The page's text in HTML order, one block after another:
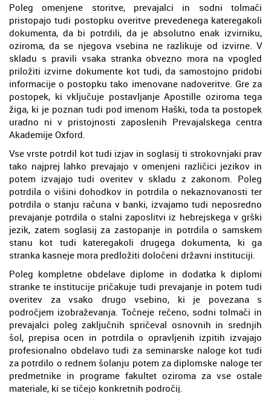
Poleg omenjene storitve, prevajalci in sodni tolmači
pristopajo tudi postopku overitve prevedenega kateregakoli
dokumenta, da bi potrdili, da je absolutno enak izvirniku,
oziroma, da se njegova vsebina ne razlikuje od izvirne. V
skladu s pravili vsaka stranka obvezno mora na vpogled
priložiti izvirne dokumente kot tudi, da samostojno pridobi
informacije o postopku tako imenovane nadoveritve. Gre za
postopek, ki vključuje postavljanje Apostille oziroma tega
žiga, ki je poznan tudi pod imenom Haški, toda ta postopek
uradno ni v pristojnosti zaposlenih Prevajalskega centra
Akademije Oxford.
Vse vrste potrdil kot tudi izjav in soglasij ti strokovnjaki prav
tako najprej lahko prevajajo v omenjeni različici jezikov in
potem izvajajo tudi overitev v skladu z zakonom. Poleg
potrdila o višini dohodkov in potrdila o nekaznovanosti ter
potrdila o stanju računa v banki, izvajamo tudi neposredno
prevajanje potrdila o stalni zaposlitvi iz hebrejskega v grški
jezik, zatem soglasij za zastopanje in potrdila o samskem
stanu kot tudi kateregakoli drugega dokumenta, ki ga
stranka kasneje mora predložiti določeni državni instituciji.
Poleg kompletne obdelave diplome in dodatka k diplomi
stranke te institucije pričakuje tudi prevajanje in potem tudi
overitev za vsako drugo vsebino, ki je povezana s
področjem izobraževanja. Točneje rečeno, sodni tolmači in
prevajalci poleg zaključnih spričeval osnovnih in srednjih
šol, prepisa ocen in potrdila o opravljenih izpitih izvajajo
profesionalno obdelavo tudi za seminarske naloge kot tudi
za potrdilo o rednem šolanju potem za diplomske naloge ter
predmetnike in programe fakultet oziroma za vse ostale
materiale, ki se tičejo konkretnih področij.